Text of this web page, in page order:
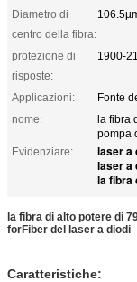
Diametro di
centro della fibra:
protezione di
risposte:
1900-
Applicazioni:
Fonte
nome:
la fibra
pompa
Evidenziare:
laser a
laser a
la fibra
la fibra di alto potere di
forFiber del laser a diodi
Caratteristiche: